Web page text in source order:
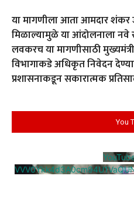
या मागणीला आता आमदार शंकर
मिळाल्यामुळे या आंदोलनाला नवे
लवकरच या मागणीसाठी
विभागाकडे अधिकृत निवेदन
प्रशासनाकडून सकारात्मक
You